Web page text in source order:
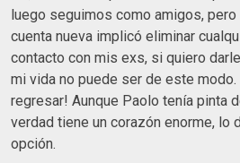
luego seguimos como amigos,
cuenta nueva implicó eliminar
contacto con mis exs, si quiero
mi vida no puede ser de este modo.
regresar! Aunque Paolo tenía pinta
verdad tiene un corazón enorme, lo
opción.